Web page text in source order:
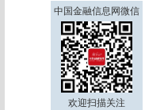
中国金融信息网微信
欢迎扫描关注